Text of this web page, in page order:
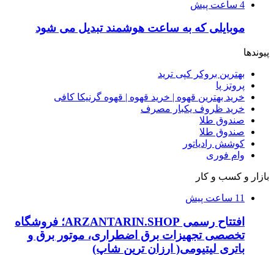
4 ساعت پیش
موبایلی که به ساعت هوشمند تبدیل می شود
پیوندها
بهترین بروکر کپی ترید
پروتز پا
خرید بهترین قهوه | خرید قهوه | قهوه گرنیکا کافی
خرید ظروف یکبار مصرف
صندوق طلا
صندوق طلا
کوشش رادیاتور
وام فوری
بازار و کسب و کار
11 ساعت پیش
افتتاح رسمی ARZANTARIN.SHOP؛ فروشگاه
تخصصی تجهیزات برق اضطراری، موتور برق و
باتری لیتیومی( ارزان ترین شاپ)